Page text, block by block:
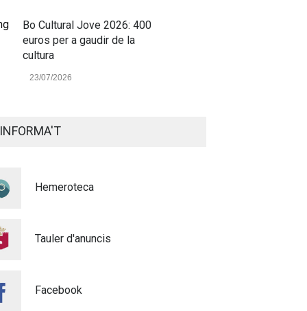
Bo Cultural Jove 2026: 400
euros per a gaudir de la
cultura
23/07/2026
esportives 2026-2027
Voluntariat Punts Violeta
Festes Majors Alaquàs 2026
Hemeroteca
Tauler d'anuncis
Facebook